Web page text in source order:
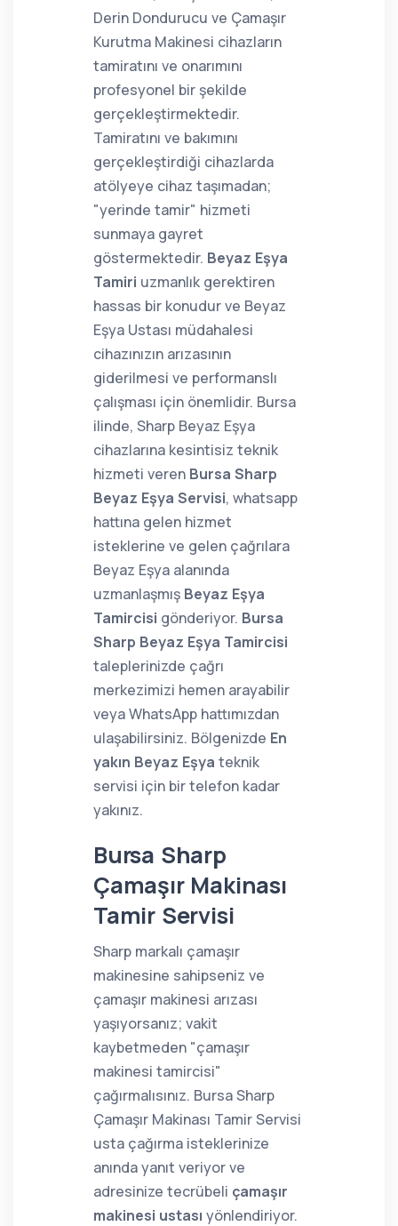
Derin Dondurucu ve Çamaşır
Kurutma Makinesi cihazların
tamiratını ve onarımını
profesyonel bir şekilde
gerçekleştirmektedir.
Tamiratını ve bakımını
gerçekleştirdiği cihazlarda
atölyeye cihaz taşımadan;
"yerinde tamir" hizmeti
sunmaya gayret
göstermektedir. Beyaz Eşya
Tamiri uzmanlık gerektiren
hassas bir konudur ve Beyaz
Eşya Ustası müdahalesi
cihazınızın arızasının
giderilmesi ve performanslı
çalışması için önemlidir. Bursa
ilinde, Sharp Beyaz Eşya
cihazlarına kesintisiz teknik
hizmeti veren Bursa Sharp
Beyaz Eşya Servisi, whatsapp
hattına gelen hizmet
isteklerine ve gelen çağrılara
Beyaz Eşya alanında
uzmanlaşmış Beyaz Eşya
Tamircisi gönderiyor. Bursa
Sharp Beyaz Eşya Tamircisi
taleplerinizde çağrı
merkezimizi hemen arayabilir
veya WhatsApp hattımızdan
ulaşabilirsiniz. Bölgenizde En
yakın Beyaz Eşya teknik
servisi için bir telefon kadar
yakınız.
Bursa Sharp
Çamaşır Makinası
Tamir Servisi
Sharp markalı çamaşır
makinesine sahipseniz ve
çamaşır makinesi arızası
yaşıyorsanız; vakit
kaybetmeden "çamaşır
makinesi tamircisi"
çağırmalısınız. Bursa Sharp
Çamaşır Makinası Tamir Servisi
usta çağırma isteklerinize
anında yanıt veriyor ve
adresinize tecrübeli çamaşır
makinesi ustası yönlendiriyor.